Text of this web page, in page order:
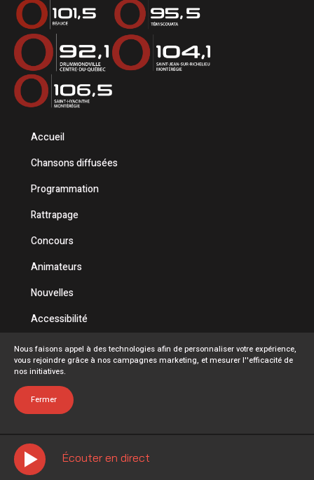
Écouter en direct
Accueil
Chansons diffusées
Programmation
Rattrapage
Concours
Animateurs
Nouvelles
Accessibilité
Politique de confidentialité
Conditions d'utilisation
FAQ
Nous faisons appel à des technologies afin de personnaliser votre expérience,
vous rejoindre grâce à nos campagnes marketing, et mesurer l''efficacité de
nos initiatives.
Fermer